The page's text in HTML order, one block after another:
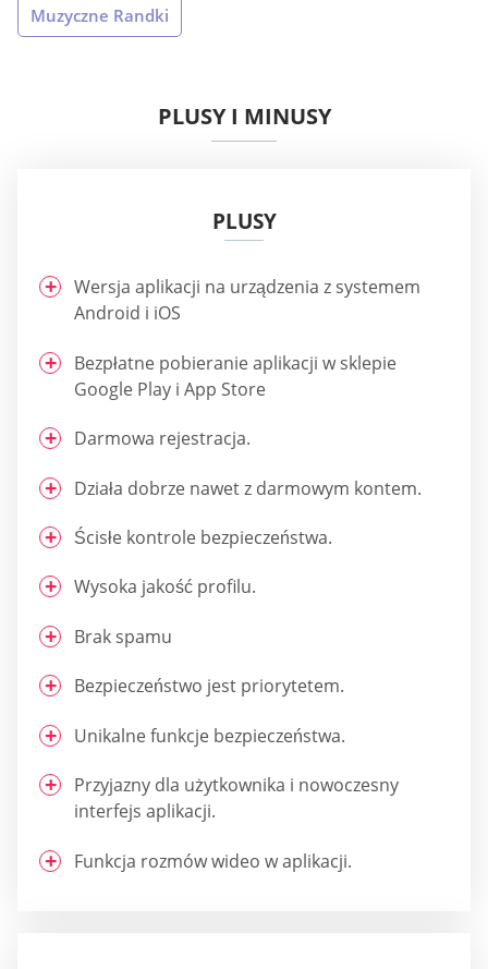
Muzyczne Randki
PLUSY I MINUSY
PLUSY
Wersja aplikacji na urządzenia z systemem
Android i iOS
Bezpłatne pobieranie aplikacji w sklepie
Google Play i App Store
Darmowa rejestracja.
Działa dobrze nawet z darmowym kontem.
Ścisłe kontrole bezpieczeństwa.
Wysoka jakość profilu.
Brak spamu
Bezpieczeństwo jest priorytetem.
Unikalne funkcje bezpieczeństwa.
Przyjazny dla użytkownika i nowoczesny
interfejs aplikacji.
Funkcja rozmów wideo w aplikacji.